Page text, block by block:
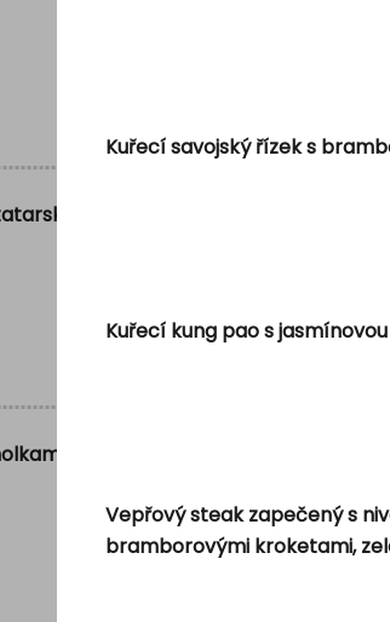
omáčkou
přírodní šťávou, hořčicí, volským
Kuřecí savojský řízek s
Kuřecí kung pao s
Vepřový steak zapečený s
bramborovými kroketami,